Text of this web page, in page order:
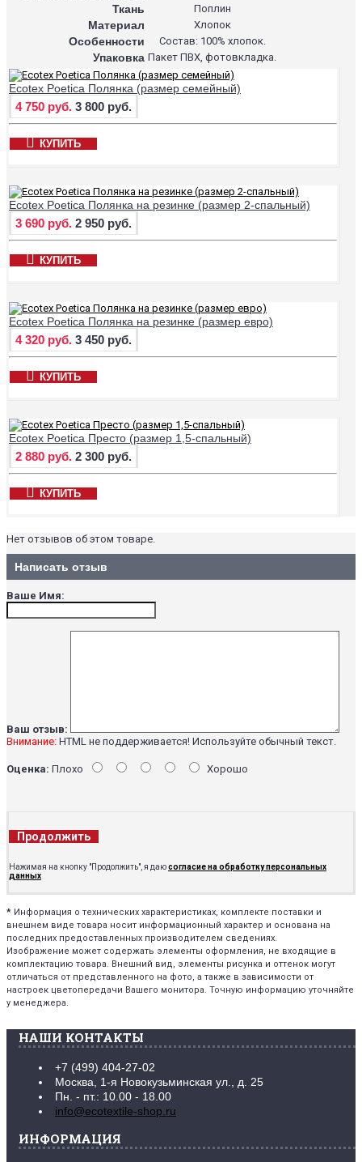
Ткань Поплин
Материал Хлопок
Особенности Состав: 100% хлопок.
Упаковка Пакет ПВХ, фотовкладка.
Ecotex Poetica Полянка (размер семейный)
4 750 руб. 3 800 руб.
КУПИТЬ
Ecotex Poetica Полянка на резинке (размер 2-спальный)
3 690 руб. 2 950 руб.
КУПИТЬ
Ecotex Poetica Полянка на резинке (размер евро)
4 320 руб. 3 450 руб.
КУПИТЬ
Ecotex Poetica Престо (размер 1,5-спальный)
2 880 руб. 2 300 руб.
КУПИТЬ
Нет отзывов об этом товаре.
Написать отзыв
Ваше Имя:
Ваш отзыв:
Внимание: HTML не поддерживается! Используйте обычный текст.
Оценка: Плохо Хорошо
Продолжить
Нажимая на кнопку "Продолжить", я даюсогласие на обработку персональных
данных
* Информация о технических характеристиках, комплекте поставки и
внешнем виде товара носит информационный характер и основана на
последних предоставленных производителем сведениях.
Изображение может содержать элементы оформления, не входящие в
комплектацию товара. Внешний вид, элементы рисунка и оттенок могут
отличаться от представленного на фото, а также в зависимости от
настроек цветопередачи Вашего монитора. Точную информацию уточняйте
у менеджера.
НАШИ КОНТАКТЫ
+7 (499) 404-27-02
Москва, 1-я Новокузьминская ул., д. 25
Пн. - пт.: 10.00 - 18.00
info@ecotextile-shop.ru
ИНФОРМАЦИЯ